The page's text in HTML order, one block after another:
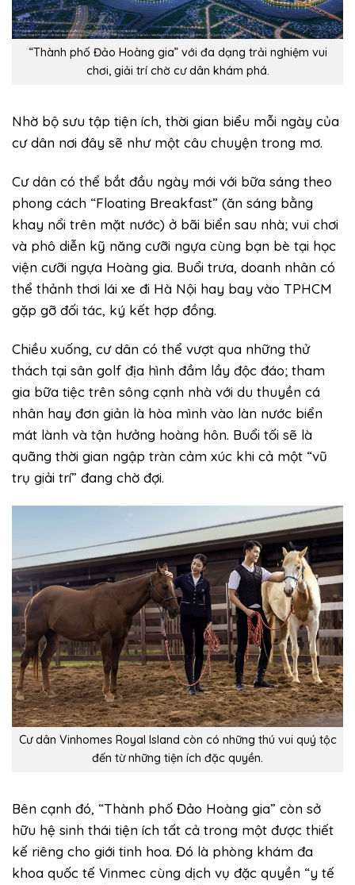
“Thành phố Đảo Hoàng gia” với đa dạng trải nghiệm vui
chơi, giải trí chờ cư dân khám phá.
Nhờ bộ sưu tập tiện ích, thời gian biểu mỗi ngày của
cư dân nơi đây sẽ như một câu chuyện trong mơ.
Cư dân có thể bắt đầu ngày mới với bữa sáng theo
phong cách “Floating Breakfast” (ăn sáng bằng
khay nổi trên mặt nước) ở bãi biển sau nhà; vui chơi
và phô diễn kỹ năng cưỡi ngựa cùng bạn bè tại học
viện cưỡi ngựa Hoàng gia. Buổi trưa, doanh nhân có
thể thảnh thơi lái xe đi Hà Nội hay bay vào TPHCM
gặp gỡ đối tác, ký kết hợp đồng.
Chiều xuống, cư dân có thể vượt qua những thử
thách tại sân golf địa hình đầm lầy độc đáo; tham
gia bữa tiệc trên sông cạnh nhà với du thuyền cá
nhân hay đơn giản là hòa mình vào làn nước biển
mát lành và tận hưởng hoàng hôn. Buổi tối sẽ là
quãng thời gian ngập tràn cảm xúc khi cả một “vũ
trụ giải trí” đang chờ đợi.
Cư dân Vinhomes Royal Island còn có những thú vui quý tộc
đến từ những tiện ích đặc quyền.
Bên cạnh đó, “Thành phố Đảo Hoàng gia” còn sở
hữu hệ sinh thái tiện ích tất cả trong một được thiết
kế riêng cho giới tinh hoa. Đó là phòng khám đa
khoa quốc tế Vinmec cùng dịch vụ đặc quyền “y tế